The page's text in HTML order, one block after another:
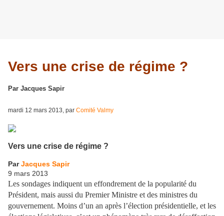
Vers une crise de régime ?
Par Jacques Sapir
mardi 12 mars 2013, par Comité Valmy
Vers une crise de régime ?
ParJacques Sapir
9 mars 2013
Les sondages indiquent un effondrement de la popularité du
Président, mais aussi du Premier Ministre et des ministres du
gouvernement. Moins d’un an après l’élection présidentielle, et les